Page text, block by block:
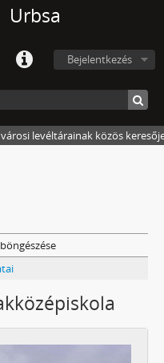
Urbsa
Bejelentkezés
levéltárainak közös